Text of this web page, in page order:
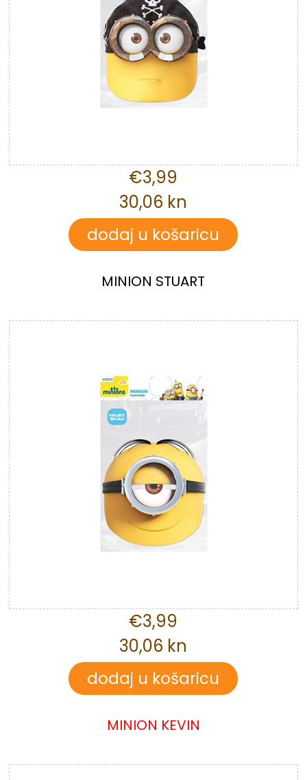
€3,99
30,06 kn
MINION STUART
€3,99
30,06 kn
MINION KEVIN